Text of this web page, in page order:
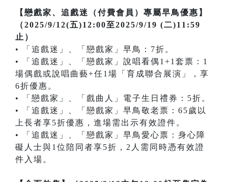
【戀戲家、追戲迷（付費會員）專屬早鳥優惠】
（2025/9/12(五)12:00至2025/9/19 (二)11:59
止）
• 「追戲迷」、「戀戲家」早鳥：7折。
• 「追戲迷」、「戀戲家」說唱看偶1+1套票：1
場偶戲或說唱曲藝+任1場「育成聯合展演」，享
6折優惠。
• 「戀戲家」、「戲曲人」電子生日禮券：5折。
• 「追戲迷」、「戀戲家」早鳥敬老票：65歲以
上長者享5折優惠，進場需出示有效證件。
• 「追戲迷」、「戀戲家」早鳥愛心票：身心障
礙人士與1位陪同者享5折，2人需同時憑有效證
件入場。